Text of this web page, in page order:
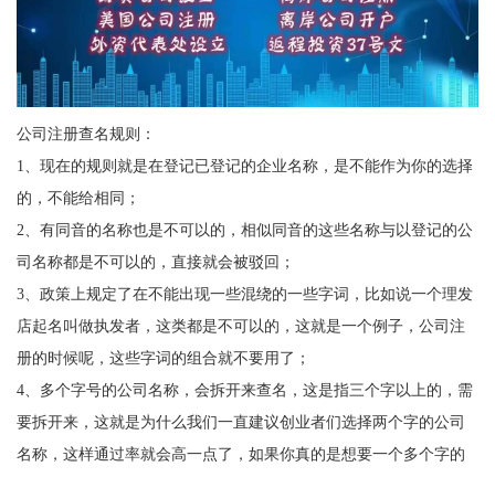
公司注册查名规则：
1、现在的规则就是在登记已登记的企业名称，是不能作为你的选择
的，不能给相同；
2、有同音的名称也是不可以的，相似同音的这些名称与以登记的公
司名称都是不可以的，直接就会被驳回；
3、政策上规定了在不能出现一些混绕的一些字词，比如说一个理发
店起名叫做执发者，这类都是不可以的，这就是一个例子，公司注
册的时候呢，这些字词的组合就不要用了；
4、多个字号的公司名称，会拆开来查名，这是指三个字以上的，需
要拆开来，这就是为什么我们一直建议创业者们选择两个字的公司
名称，这样通过率就会高一点了，如果你真的是想要一个多个字的